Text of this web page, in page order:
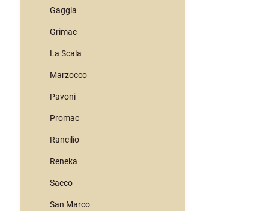
Gaggia
Grimac
La Scala
Marzocco
Pavoni
Promac
Rancilio
Reneka
Saeco
San Marco